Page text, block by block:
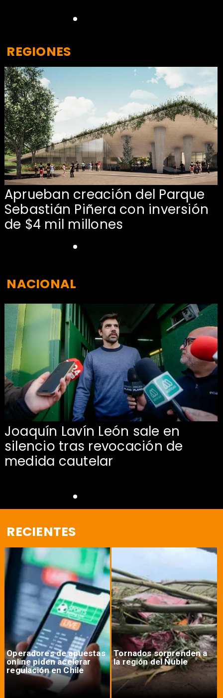
Aprueban creación del Parque
Sebastián Piñera con inversión
de $4 mil millones
REGIONES
Joaquín Lavín León sale en
silencio tras revocación de
medida cautelar
NACIONAL
RECIENTES
Operadores de apuestas
online piden acelerar
regulación en Chile
Tornados sorprenden a
la región del Ñuble